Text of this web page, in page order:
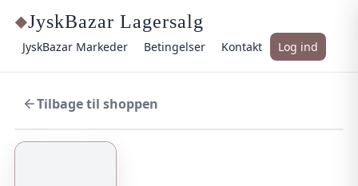
◆JyskBazar Lagersalg
JyskBazar Markeder Betingelser Kontakt Log ind
Tilbage til shoppen